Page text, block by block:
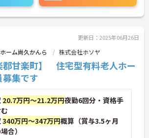
更新日：2025年06月26日
ーム尚久かんら 株式会社ホソヤ
郡甘楽町】 住宅型有料老人ホー
集です
20.7万円～21.2万円夜勤6回分・資格手
340万円～347万円概算（賞与3.5ヶ月
合）